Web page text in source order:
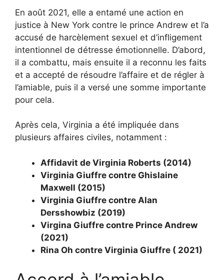
En août 2021, elle a entamé une action en
justice à New York contre le prince Andrew et l’a
accusé de harcèlement sexuel et d’infligement
intentionnel de détresse émotionnelle. D’abord,
il a combattu, mais ensuite il a reconnu les faits
et a accepté de résoudre l’affaire et de régler à
l’amiable, puis il a versé une somme importante
pour cela.
Après cela, Virginia a été impliquée dans
plusieurs affaires civiles, notamment :
Affidavit de Virginia Roberts (2014)
Virginia Giuffre contre Ghislaine
Maxwell (2015)
Virginia Giuffre contre Alan
Dersshowbiz (2019)
Virgina Giuffre contre Prince Andrew
(2021)
Rina Oh contre Virginia Giuffre ( 2021)